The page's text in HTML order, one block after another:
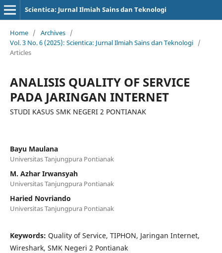
Scientica: Jurnal Ilmiah Sains dan Teknologi
Home / Archives /
Vol. 3 No. 6 (2025): Scientica: Jurnal Ilmiah Sains dan Teknologi /
Articles
ANALISIS QUALITY OF SERVICE
PADA JARINGAN INTERNET
STUDI KASUS SMK NEGERI 2 PONTIANAK
Bayu Maulana
Universitas Tanjungpura Pontianak
M. Azhar Irwansyah
Universitas Tanjungpura Pontianak
Haried Novriando
Universitas Tanjungpura Pontianak
Keywords: Quality of Service, TIPHON, Jaringan Internet,
Wireshark, SMK Negeri 2 Pontianak